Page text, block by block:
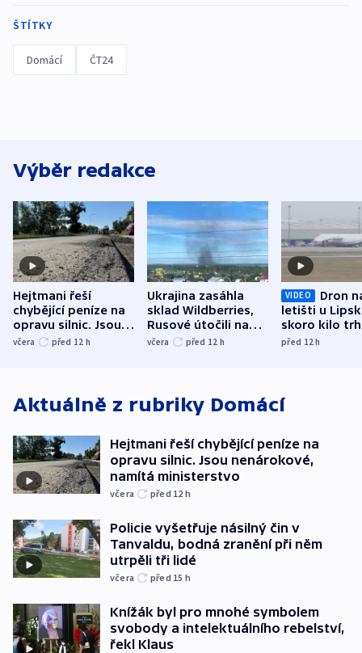
ŠTÍTKY
Domácí ČT24
Výběr redakce
Hejtmani řeší
chybějící peníze na
opravu silnic. Jsou
nenárokové, namítá
včera před 12 h
Ukrajina zasáhla
sklad Wildberries,
Rusové útočili na
trh, hasiče či
včera před 12 h
VIDEO
Dron
letišti u
skoro kilo
indicie
před 12h
Aktuálně z rubriky Domácí
Hejtmani řeší chybějící peníze na
opravu silnic. Jsou nenárokové,
namítá ministerstvo
včera před 12 h
Policie vyšetřuje násilný čin v
Tanvaldu, bodná zranění při něm
utrpěli tři lidé
včera před 15 h
Knížák byl pro mnohé symbolem
svobody a intelektuálního rebelství,
řekl Klaus